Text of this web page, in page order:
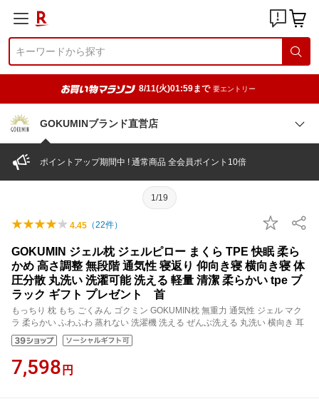
8/11(火)01:59まで 要エントリー
GOKUMINブランド直営店
ポイントアップ期間中 ! 通常商品 全会員ポイント10倍
1/19
4.45 （22件）
GOKUMIN ジェル枕 ジェルピロー まくら TPE 快眠 柔ら
かめ 高さ調整 無段階 通気性 寝返り 仰向き寝 横向き寝 体
圧分散 丸洗い 洗濯可能 洗える 軽量 清潔 柔らかい tpe ブ
ラック ギフト プレゼント 首
もっちり 枕 もち ごくみん ゴクミン GOKUMIN枕 無重力 通気性 ジェル マク
ラ 柔らかい ふわふわ 蒸れない 洗濯機 洗える ぜんぶ洗える 丸洗い 横向き 耳
7,598 円